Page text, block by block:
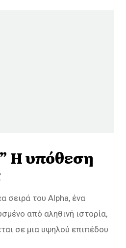
Η υπόθεση
σειρά του Alpha, ένα
από αληθινή ιστορία,
σε μια υψηλού επιπέδου